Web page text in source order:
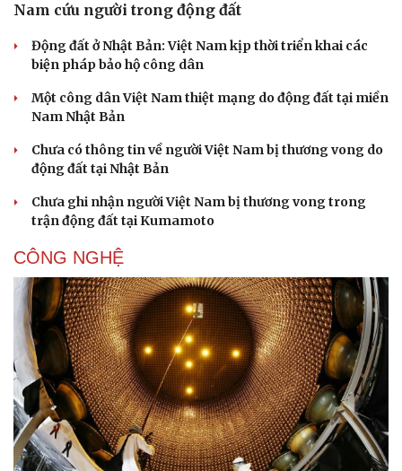
Sức khỏe
Đời sống
Nam cứu người trong động đất
Động đất ở Nhật Bản: Việt Nam kịp thời triển khai các
biện pháp bảo hộ công dân
Một công dân Việt Nam thiệt mạng do động đất tại miền
Nam Nhật Bản
Chưa có thông tin về người Việt Nam bị thương vong do
động đất tại Nhật Bản
Chưa ghi nhận người Việt Nam bị thương vong trong
trận động đất tại Kumamoto
CÔNG NGHỆ